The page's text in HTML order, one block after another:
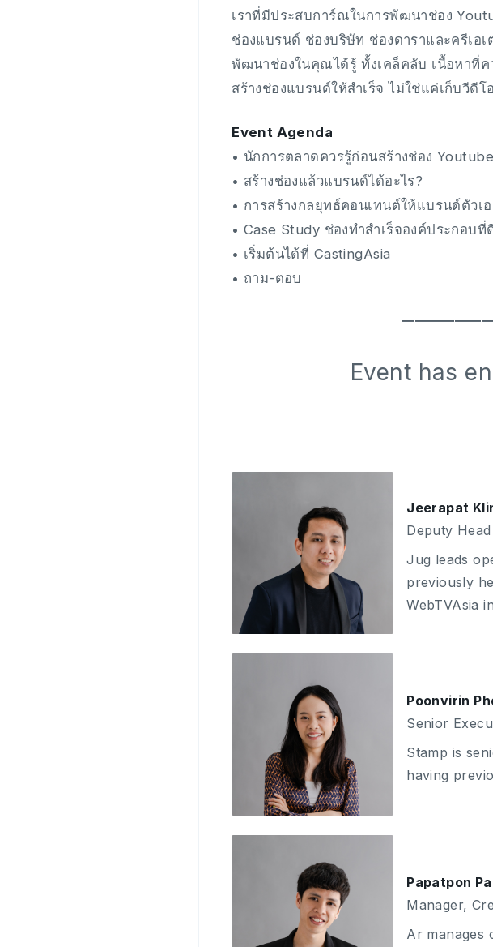
เราที่มีประสบการ์ณในการพัฒนาช่อง
ช่องแบรนด์ ช่องบริษัท ช่องดาราและครีเอ
พัฒนาช่องในคุณได้รู้ ทั้งเคล็คลับ เนื้อหาที่
สร้างช่องแบรนด์ให้สำเร็จ ไม่ใช่แค่เก็บวี
Event Agenda
• นักการตลาดควรรู้ก่อนสร้างช่อง
• สร้างช่องแล้วแบรนด์ได้อะไร?
• การสร้างกลยุทธ์คอนเทนต์ให้แบรนด์ตัวเ
• Case Study ช่องทำสำเร็จองค์ประกอบที่
• เริ่มต้นได้ที่ CastingAsia
• ถาม-ตอบ
Event has
Jeerapat
Deputy
Jug leads
previously
WebTVAsia
Poonvirin
Senior
Stamp is
having
Papatpon
Manager,
Ar manages